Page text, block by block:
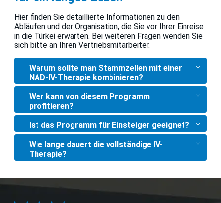
Hier finden Sie detaillierte Informationen zu den
Abläufen und der Organisation, die Sie vor Ihrer Einreise
in die Türkei erwarten. Bei weiteren Fragen wenden Sie
sich bitte an Ihren Vertriebsmitarbeiter.
Warum sollte man Stammzellen mit einer
NAD-IV-Therapie kombinieren?
Wer kann von diesem Programm
profitieren?
Ist das Programm für Einsteiger geeignet?
Wie lange dauert die vollständige IV-
Therapie?